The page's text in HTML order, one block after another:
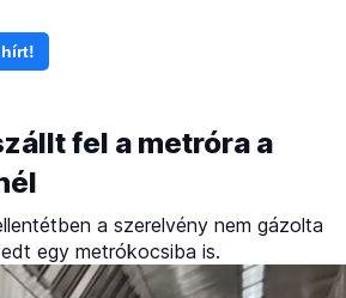
hírt!
fel a metróra a
a szerelvény nem gázolta
egy metrókocsiba is.